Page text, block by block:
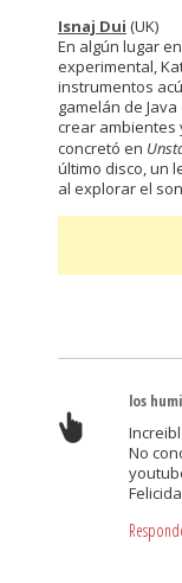
Isnaj Dui (UK)
En algún lugar
experimental,
instrumentos
gamelán de
crear ambientes
concretó en
último disco, un
al explorar el
los
No